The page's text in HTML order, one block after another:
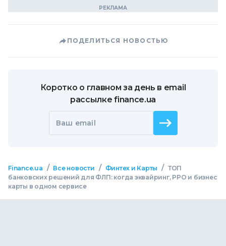
ПОДЕЛИТЬСЯ НОВОСТЬЮ
Коротко о главном за день в email
рассылке finance.ua
Ваш email
Finance.ua / Все новости / Финтех и Карты / ТОП
банковских решений для ФЛП: когда эквайринг, РРО и бизнес
карты в одном сервисе